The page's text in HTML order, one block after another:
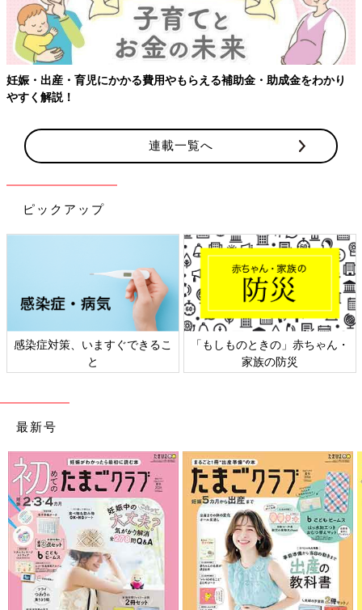
妊娠・出産・育児にかかる費用やもらえる補助金・助成金をわかり
やすく解説！
連載一覧へ
ピックアップ
感染症対策、いますぐできるこ
と
「もしものときの」赤ちゃん・
家族の防災
最新号